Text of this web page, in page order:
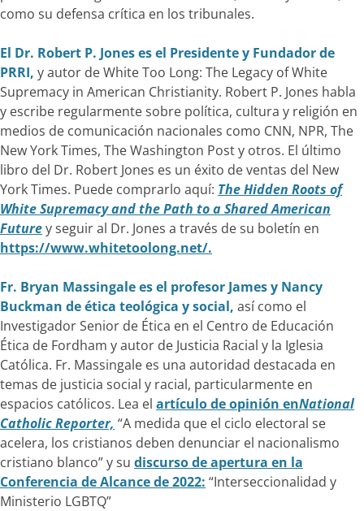
como su defensa crítica en los tribunales.
El Dr. Robert P. Joneses el Presidente y Fundador de
PRRI, y autor de White Too Long: The Legacy of White
Supremacy in American Christianity. Robert P. Jones habla
y escribe regularmente sobre política, cultura y religión en
medios de comunicación nacionales como CNN, NPR, The
New York Times, The Washington Post y otros. El último
libro del Dr. Robert Jones es un éxito de ventas del New
York Times. Puede comprarlo aquí: The Hidden Roots of
White Supremacy and the Path to a Shared American
Futurey seguir al Dr. Jones a través de su boletín en
https://www.whitetoolong.net/.
Fr. Bryan Massingale es el profesor James y Nancy
Buckman de ética teológica y social, así como el
Investigador Senior de Ética en el Centro de Educación
Ética de Fordham y autor de Justicia Racial y la Iglesia
Católica. Fr. Massingale es una autoridad destacada en
temas de justicia social y racial, particularmente en
espacios católicos. Lea el artículo de opinión enNational
Catholic Reporter, “A medida que el ciclo electoral se
acelera, los cristianos deben denunciar el nacionalismo
cristiano blanco” y su discurso de apertura en la
Conferencia de Alcance de 2022: “Interseccionalidad y
Ministerio LGBTQ”